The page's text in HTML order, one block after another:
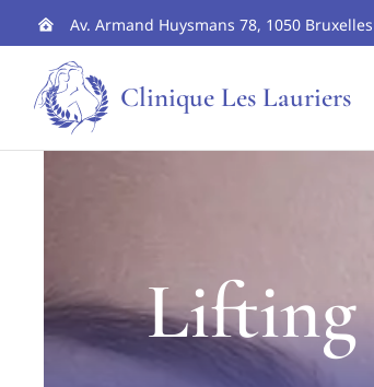
Skip
content
Av. Armand Huysmans 78, 1050 Bruxelles
Clinique Les Lauriers
Lifting